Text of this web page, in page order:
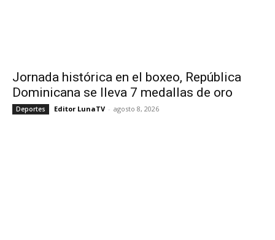
Jornada histórica en el boxeo, República
Dominicana se lleva 7 medallas de oro
Deportes Editor LunaTV - agosto 8, 2026